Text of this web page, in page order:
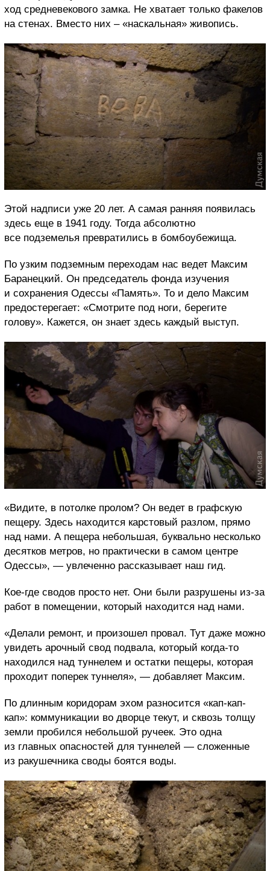
ход средневекового замка. Не хватает только факелов
на стенах. Вместо них – «наскальная» живопись.
Этой надписи уже 20 лет. А самая ранняя появилась
здесь еще в 1941 году. Тогда абсолютно
все подземелья превратились в бомбоубежища.
По узким подземным переходам нас ведет Максим
Баранецкий. Он председатель фонда изучения
и сохранения Одессы «Память». То и дело Максим
предостерегает: «Смотрите под ноги, берегите
голову». Кажется, он знает здесь каждый выступ.
«Видите, в потолке пролом? Он ведет в графскую
пещеру. Здесь находится карстовый разлом, прямо
над нами. А пещера небольшая, буквально несколько
десятков метров, но практически в самом центре
Одессы», — увлеченно рассказывает наш гид.
Кое-где сводов просто нет. Они были разрушены из-за
работ в помещении, который находится над нами.
«Делали ремонт, и произошел провал. Тут даже можно
увидеть арочный свод подвала, который когда-то
находился над туннелем и остатки пещеры, которая
проходит поперек туннеля», — добавляет Максим.
По длинным коридорам эхом разносится «кап-кап-
кап»: коммуникации во дворце текут, и сквозь толщу
земли пробился небольшой ручеек. Это одна
из главных опасностей для туннелей — сложенные
из ракушечника своды боятся воды.